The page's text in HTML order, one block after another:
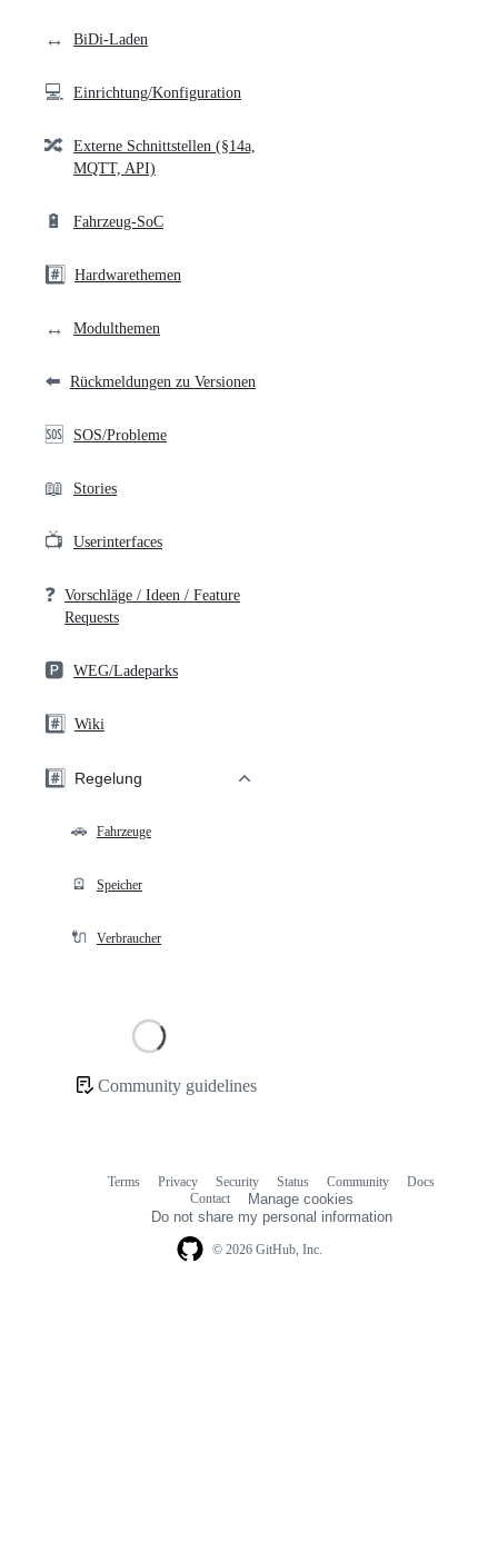
↔️ BiDi-Laden
💻 Einrichtung/Konfiguration
🔀 Externe Schnittstellen (§14a,
MQTT, API)
🔋 Fahrzeug-SoC
#️⃣ Hardwarethemen
↔️ Modulthemen
⬅️ Rückmeldungen zu Versionen
🆘 SOS/Probleme
📖 Stories
📺 Userinterfaces
❓ Vorschläge / Ideen / Feature
Requests
🅿️ WEG/Ladeparks
#️⃣ Wiki
#️⃣ Regelung
🚗 Fahrzeuge
🪫 Speicher
🔌 Verbraucher
Community guidelines
© 2026 GitHub, Inc.
Terms Privacy Security Status Community
Docs
Contact
Manage cookies
Do not share my personal information